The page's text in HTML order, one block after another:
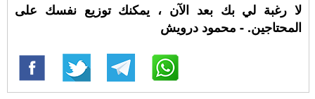
لا رغبة لي بك بعد الآن ، يمكنك توزيع نفسك على
المحتاجين. - محمود درويش